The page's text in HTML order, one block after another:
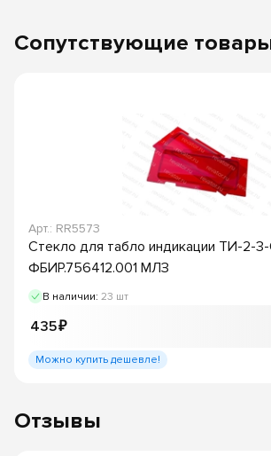
Сопутствующие
Арт.: RR5573
Стекло для табло индикации ТИ-2-
ФБИР.756412.001 МЛЗ
В наличии: 23 шт
435 ₽
Можно купить дешевле!
Отзывы